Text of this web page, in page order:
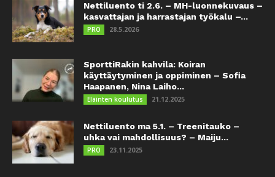
Nettiluento ti 2.6. – MH-luonnekuvaus –
kasvattajan ja harrastajan työkalu –...
PRO 28.5.2026
SporttiRakin kahvila: Koiran
käyttäytyminen ja oppiminen – Sofia
Haapanen, Nina Laiho...
Eläinten koulutus 21.12.2025
Nettiluento ma 5.1. – Treenitauko –
uhka vai mahdollisuus? – Maiju...
PRO 23.11.2025